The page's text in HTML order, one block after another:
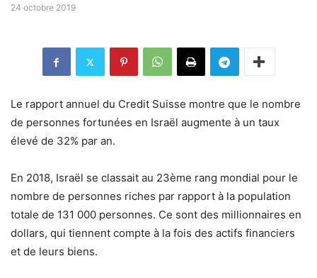
24 octobre 2019
Le rapport annuel du Credit Suisse montre que le nombre
de personnes fortunées en Israël augmente à un taux
élevé de 32% par an.
En 2018, Israël se classait au 23ème rang mondial pour le
nombre de personnes riches par rapport à la population
totale de 131 000 personnes. Ce sont des millionnaires en
dollars, qui tiennent compte à la fois des actifs financiers
et de leurs biens.